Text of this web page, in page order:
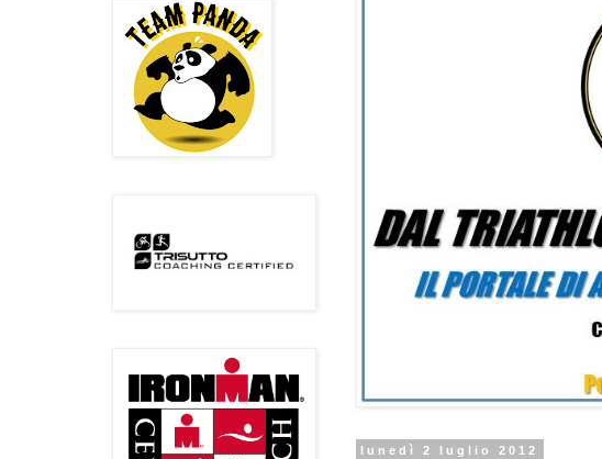
lunedì 2 luglio 2012